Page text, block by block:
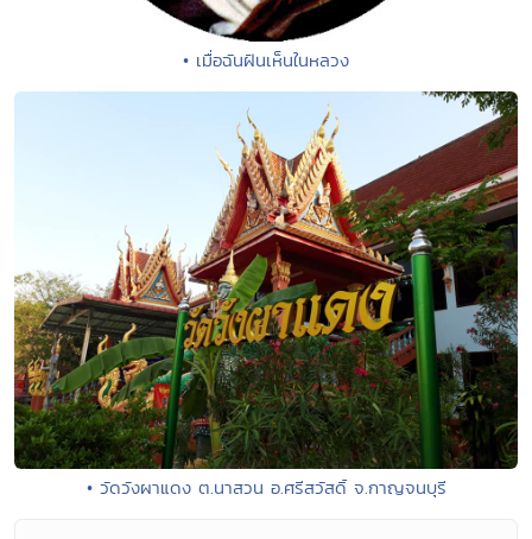
• เมื่อฉันฝันเห็นในหลวง
• วัดวังผาแดง ต.นาสวน อ.ศรีสวัสดิ์ จ.กาญจนบุรี